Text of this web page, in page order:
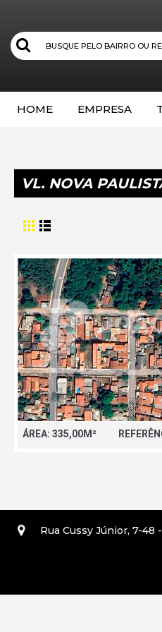
HOME EMPRESA
VL. NOVA
ÁREA: 335,00M²
Rua Cussy Júnior, 7-48